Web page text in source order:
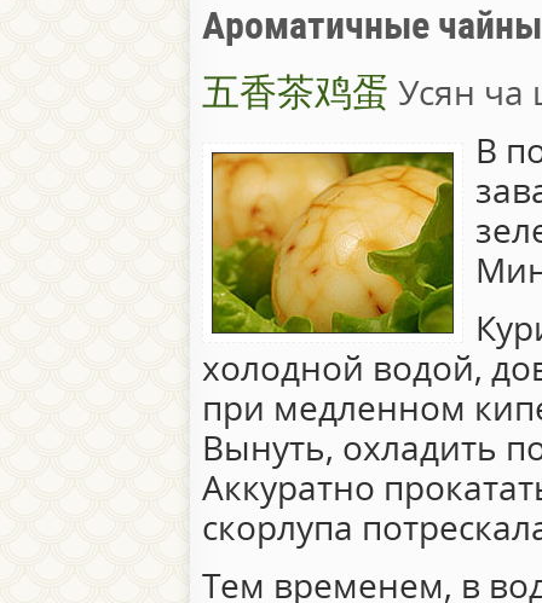
Ароматичные
五香茶鸡蛋 Усян ча
В
холодной водой,
при медленном
Вынуть, охладить
Аккуратно
скорлупа
Тем временем, в